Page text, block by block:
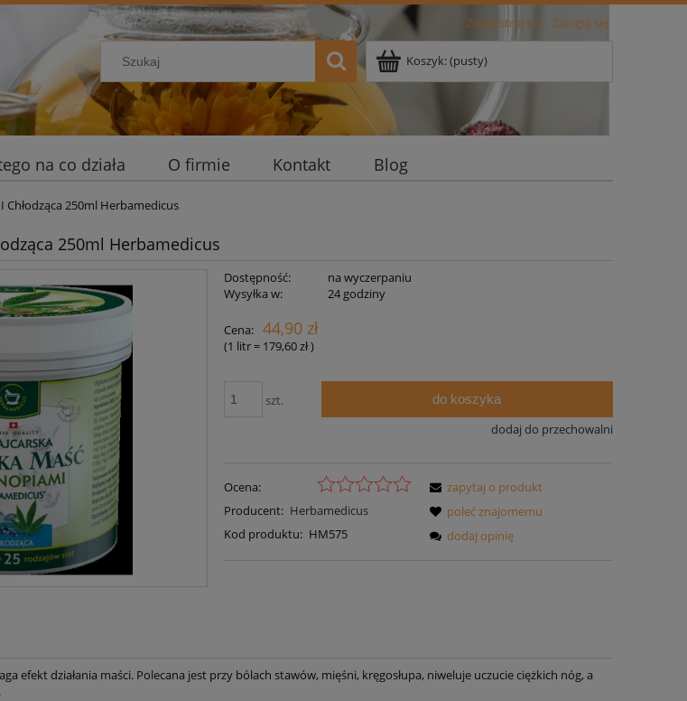
Zarejestruj się Zaloguj się
Koszyk:(pusty)
na co działa O firmie Kontakt Blog
Chłodząca 250ml Herbamedicus
250ml Herbamedicus
Dostępność:
na wyczerpaniu
Wysyłka w:
24 godziny
Cena: 44,90 zł
(1 litr= 179,60 zł)
szt. do koszyka
dodaj do przechowalni
Ocena:
Producent: Herbamedicus
Kod produktu: HM575
zapytaj o produkt
poleć znajomemu
dodaj opinię
efekt działania maści. Polecana jest przy bólach stawów, mięśni, kręgosłupa, niweluje uczucie ciężkich nóg, a